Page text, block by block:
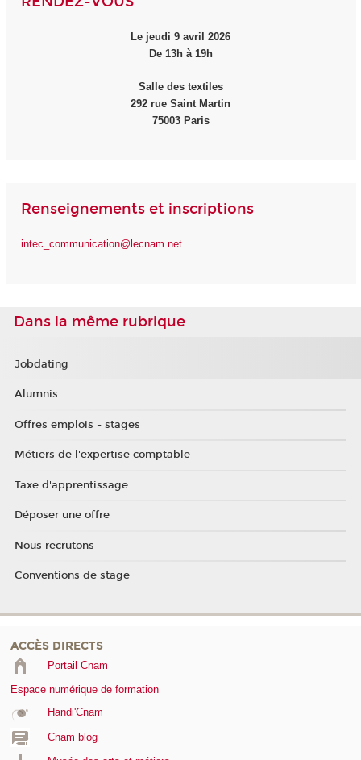
Le jeudi 9 avril 2026
De 13h à 19h
Salle des textiles
292 rue Saint Martin
75003 Paris
Renseignements et inscriptions
intec_communication@lecnam.net
Dans la même rubrique
Jobdating
Alumnis
Offres emplois - stages
Métiers de l'expertise comptable
Taxe d'apprentissage
Déposer une offre
Nous recrutons
Conventions de stage
ACCÈS DIRECTS
Portail Cnam
Espace numérique de formation
Handi'Cnam
Cnam blog